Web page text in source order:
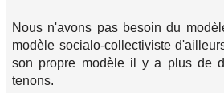
Nous n'avons pas besoin du
modèle socialo-collectiviste
son propre modèle il y a plus de
tenons.